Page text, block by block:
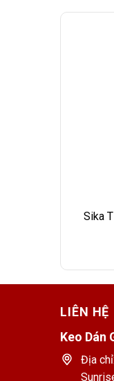
Sika
LIÊN HỆ
Keo Dán
Địa